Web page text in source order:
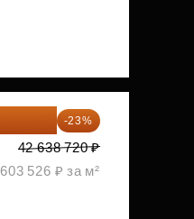
-23%
42 638 720 ₽
603 526 ₽ за м²